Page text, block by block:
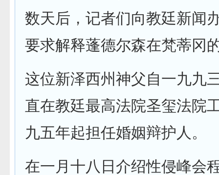
数天后，记者们向教廷新闻
要求解释蓬德尔森在梵蒂冈
这位新泽西州神父自一九九
直在教廷最高法院圣玺法院
九五年起担任婚姻辩护人。
在一月十八日介绍性侵峰会